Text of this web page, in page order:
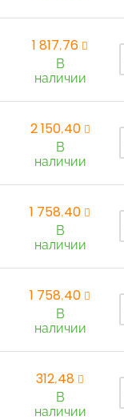
1 817,76
В
наличии
2 150,40
В
наличии
1 758,40
В
наличии
1 758,40
В
наличии
312,48
В
наличии